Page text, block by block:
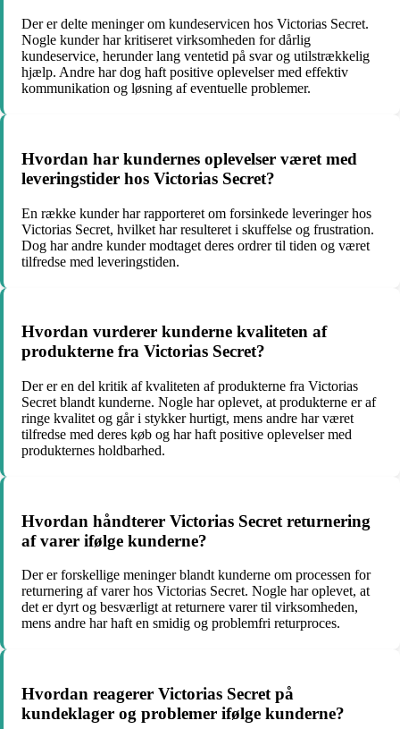
Der er delte meninger om kundeservicen hos Victorias Secret.
Nogle kunder har kritiseret virksomheden for dårlig
kundeservice, herunder lang ventetid på svar og utilstrækkelig
hjælp. Andre har dog haft positive oplevelser med effektiv
kommunikation og løsning af eventuelle problemer.
Hvordan har kundernes oplevelser været med
leveringstider hos Victorias Secret?
En række kunder har rapporteret om forsinkede leveringer hos
Victorias Secret, hvilket har resulteret i skuffelse og frustration.
Dog har andre kunder modtaget deres ordrer til tiden og været
tilfredse med leveringstiden.
Hvordan vurderer kunderne kvaliteten af
produkterne fra Victorias Secret?
Der er en del kritik af kvaliteten af produkterne fra Victorias
Secret blandt kunderne. Nogle har oplevet, at produkterne er af
ringe kvalitet og går i stykker hurtigt, mens andre har været
tilfredse med deres køb og har haft positive oplevelser med
produkternes holdbarhed.
Hvordan håndterer Victorias Secret returnering
af varer ifølge kunderne?
Der er forskellige meninger blandt kunderne om processen for
returnering af varer hos Victorias Secret. Nogle har oplevet, at
det er dyrt og besværligt at returnere varer til virksomheden,
mens andre har haft en smidig og problemfri returproces.
Hvordan reagerer Victorias Secret på
kundeklager og problemer ifølge kunderne?